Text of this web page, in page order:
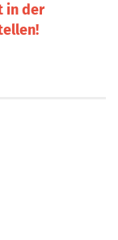
in der